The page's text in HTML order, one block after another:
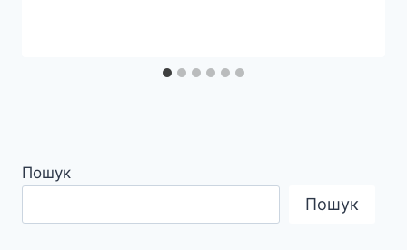
Пошук
Пошук